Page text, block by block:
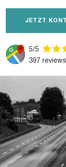
JETZT
5/5
397